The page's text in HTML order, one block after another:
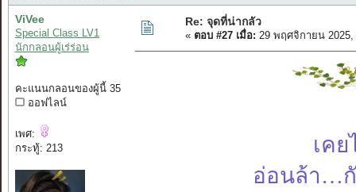
ViVee
Special Class LV1
นักกลอนผู้เร่ร่อน
คะแนนกลอนของผู้นี้ 35
ออฟไลน์
เพศ:
กระทู้: 213
Re: จุดที่น่ากลัว
« ตอบ #27 เมื่อ: 29 พฤศจิกายน 2025,
เค
อ่อนล้า…กั